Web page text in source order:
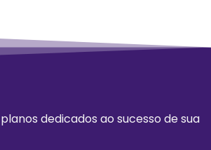
dedicados ao sucesso de sua